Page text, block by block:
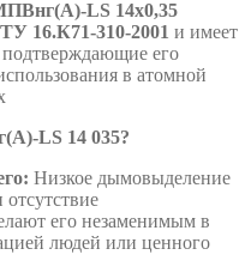
LS 14х0,35
ТУ 16.К71-310-2001 и имеет
его
в атомной
LS 14 035?
Низкое дымовыделение
отсутствие
его незаменимым в
людей или ценного